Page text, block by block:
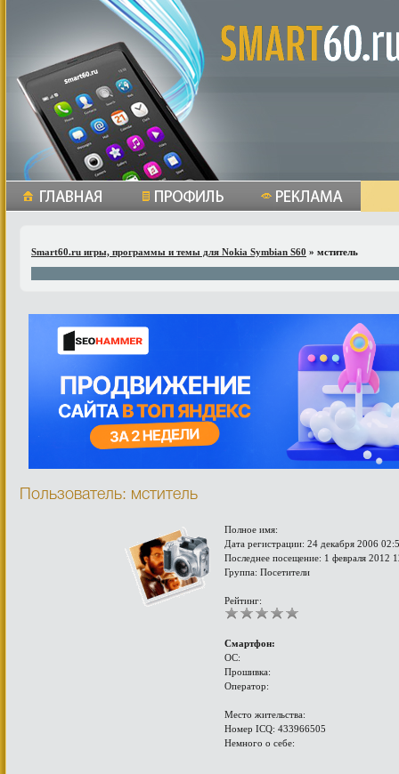
Smart60.ru игры, программы и темы для Nokia Symbian S60 » мститель
Пользователь: мститель
Полное имя:
Дата регистрации: 24 декабря 2006
Последнее посещение: 1 февраля 2012
Группа: Посетители
Рейтинг:
Смартфон:
ОС:
Прошивка:
Оператор:
Место жительства:
Номер ICQ: 433966505
Немного о себе: